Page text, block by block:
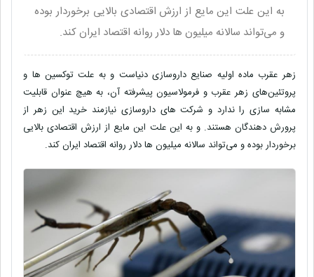
به این علت این مایع از ارزش اقتصادی بالایی برخوردار بوده
و می‌تواند سالانه میلیون ها دلار روانه اقتصاد ایران کند.
زهر عقرب ماده اولیه صنایع داروسازی دنیاست و به علت توکسین ها و
پروتئین‌های زهر عقرب و فرمولاسیون پیشرفته آن، به هیچ عنوان قابلیت
مشابه سازی را ندارد و شرکت های داروسازی نیازمند خرید این زهر از
پرورش دهندگان هستند. و به این علت این مایع از ارزش اقتصادی بالایی
برخوردار بوده و می‌تواند سالانه میلیون ها دلار روانه اقتصاد ایران کند.